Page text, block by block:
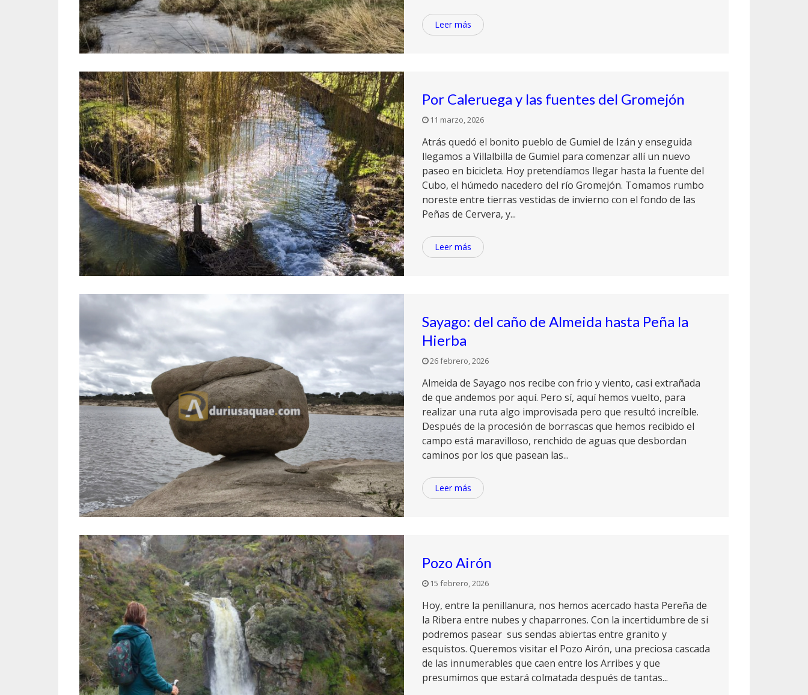
Leer más
Por Caleruega y las fuentes del Gromejón
11 marzo, 2026
Atrás quedó el bonito pueblo de Gumiel de Izán y enseguida
llegamos a Villalbilla de Gumiel para comenzar allí un nuevo
paseo en bicicleta. Hoy pretendíamos llegar hasta la fuente del
Cubo, el húmedo nacedero del río Gromejón. Tomamos rumbo
noreste entre tierras vestidas de invierno con el fondo de las
Peñas de Cervera, y...
Leer más
Sayago: del caño de Almeida hasta Peña la
Hierba
26 febrero, 2026
Almeida de Sayago nos recibe con frio y viento, casi extrañada
de que andemos por aquí. Pero sí, aquí hemos vuelto, para
realizar una ruta algo improvisada pero que resultó increíble.
Después de la procesión de borrascas que hemos recibido el
campo está maravilloso, renchido de aguas que desbordan
caminos por los que pasean las...
Leer más
Pozo Airón
15 febrero, 2026
Hoy, entre la penillanura, nos hemos acercado hasta Pereña de
la Ribera entre nubes y chaparrones. Con la incertidumbre de si
podremos pasear sus sendas abiertas entre granito y
esquistos. Queremos visitar el Pozo Airón, una preciosa cascada
de las innumerables que caen entre los Arribes y que
presumimos que estará colmatada después de tantas...